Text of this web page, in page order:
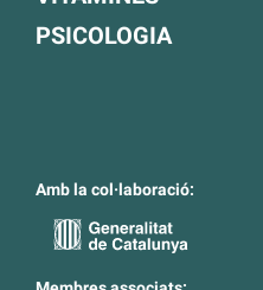
PSICOLOGIA
Amb la col·laboració: